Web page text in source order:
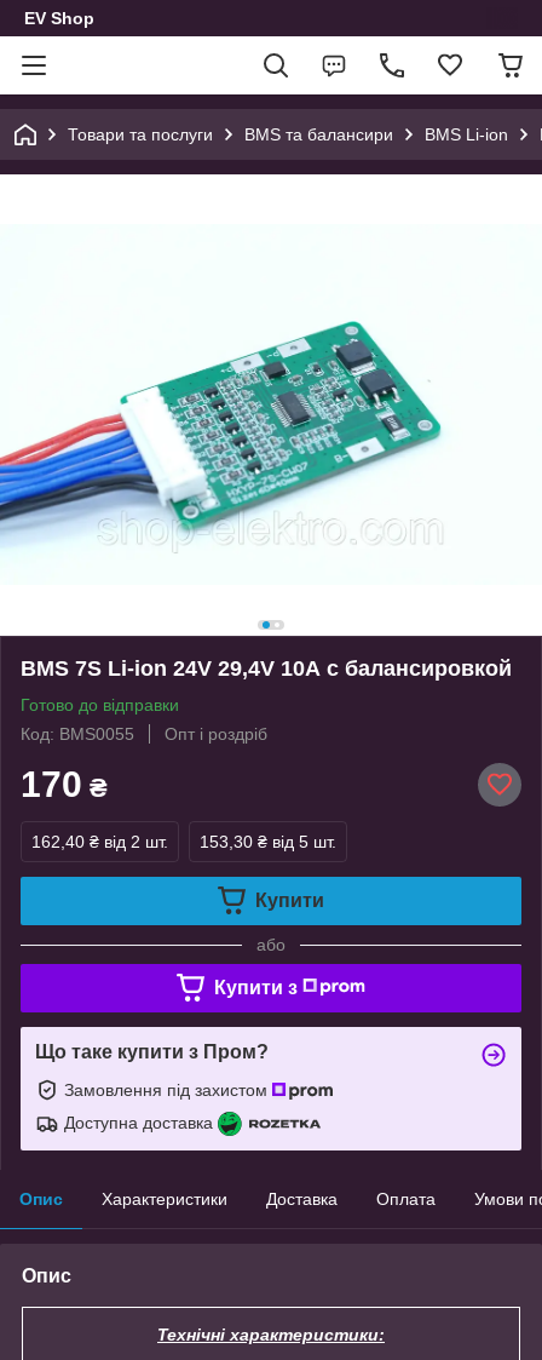
EV Shop
Товари та послуги BMS та балансири BMS Li-ion
BMS 7S Li-ion 24V 29,4V 10А с балансировкой
Готово до відправки
Код: BMS0055
Опт і роздріб
170 ₴
162,40 ₴ від 2 шт. 153,30 ₴ від 5 шт.
Купити
або
Купити з
Що таке купити з Пром?
Замовлення під захистом
Доступна доставка
Опис Характеристики Доставка Оплата Умови
Опис
Технічні характеристики: